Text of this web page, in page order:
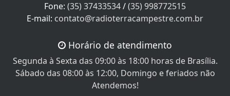
Fone: (35) 37433534/(35) 998772515
E-mail: contato@radioterracampestre.com.br
Horário de atendimento
Segunda à Sexta das 09:00 às 18:00 horas de Brasília.
Sábado das 08:00 às 12:00, Domingo e feriados não
Atendemos!